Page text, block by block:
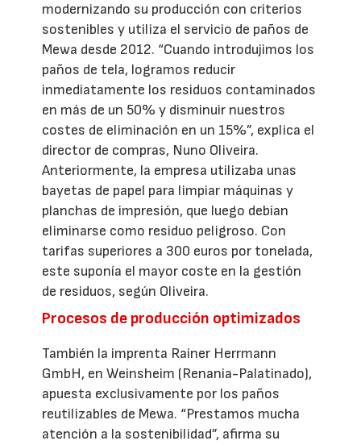
modernizando su producción con criterios
sostenibles y utiliza el servicio de paños de
Mewa desde 2012. “Cuando introdujimos los
paños de tela, logramos reducir
inmediatamente los residuos contaminados
en más de un 50% y disminuir nuestros
costes de eliminación en un 15%”, explica el
director de compras, Nuno Oliveira.
Anteriormente, la empresa utilizaba unas
bayetas de papel para limpiar máquinas y
planchas de impresión, que luego debían
eliminarse como residuo peligroso. Con
tarifas superiores a 300 euros por tonelada,
este suponía el mayor coste en la gestión
de residuos, según Oliveira.
Procesos de producción optimizados
También la imprenta Rainer Herrmann
GmbH, en Weinsheim (Renania-Palatinado),
apuesta exclusivamente por los paños
reutilizables de Mewa. “Prestamos mucha
atención a la sostenibilidad”, afirma su